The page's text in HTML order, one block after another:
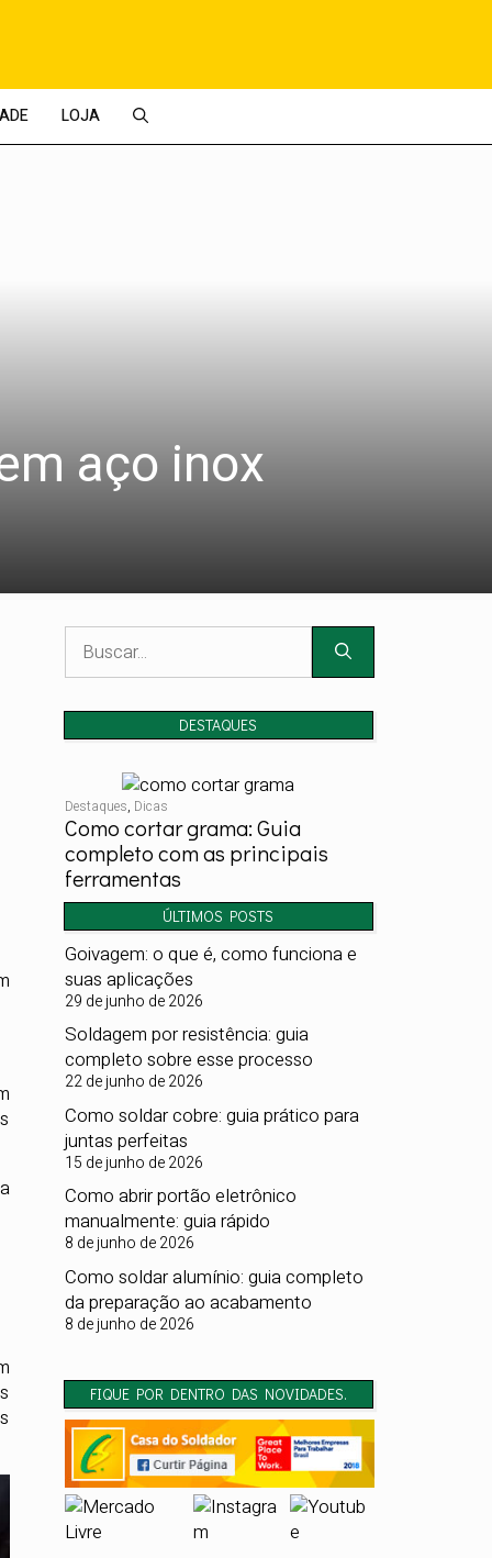
LOJA
aço inox
por:
DESTAQUES
Como cortar grama: Guia
completo com as principais
ferramentas
Destaques, Dicas
ÚLTIMOS POSTS
Goivagem: o que é, como funciona e
suas aplicações
29 de junho de 2026
Soldagem por resistência: guia
completo sobre esse processo
22 de junho de 2026
Como soldar cobre: guia prático para
juntas perfeitas
15 de junho de 2026
Como abrir portão eletrônico
manualmente: guia rápido
8 de junho de 2026
Como soldar alumínio: guia completo
da preparação ao acabamento
8 de junho de 2026
FIQUE POR DENTRO DAS NOVIDADES.